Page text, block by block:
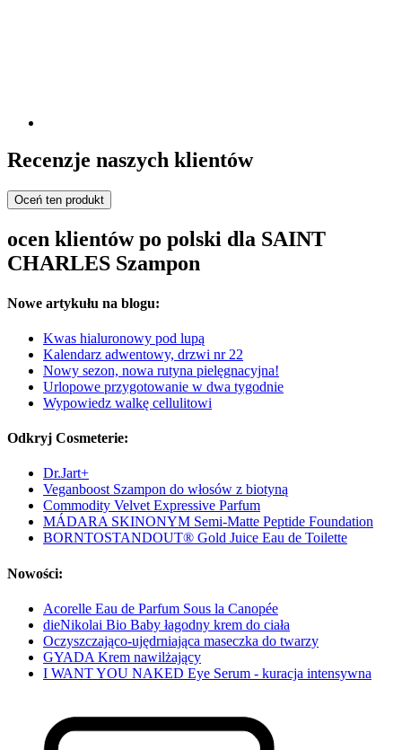
Recenzje naszych klientów
Oceń ten produkt
ocen klientów po polski dla SAINT
CHARLES Szampon
Nowe artykułu na blogu:
Kwas hialuronowy pod lupą
Kalendarz adwentowy, drzwi nr 22
Nowy sezon, nowa rutyna pielęgnacyjna!
Urlopowe przygotowanie w dwa tygodnie
Wypowiedz walkę cellulitowi
Odkryj Cosmeterie:
Dr.Jart+
Veganboost Szampon do włosów z biotyną
Commodity Velvet Expressive Parfum
MÁDARA SKINONYM Semi-Matte Peptide Foundation
BORNTOSTANDOUT® Gold Juice Eau de Toilette
Nowości:
Acorelle Eau de Parfum Sous la Canopée
dieNikolai Bio Baby łagodny krem do ciała
Oczyszczająco-ujędrniająca maseczka do twarzy
GYADA Krem nawilżający
I WANT YOU NAKED Eye Serum - kuracja intensywna